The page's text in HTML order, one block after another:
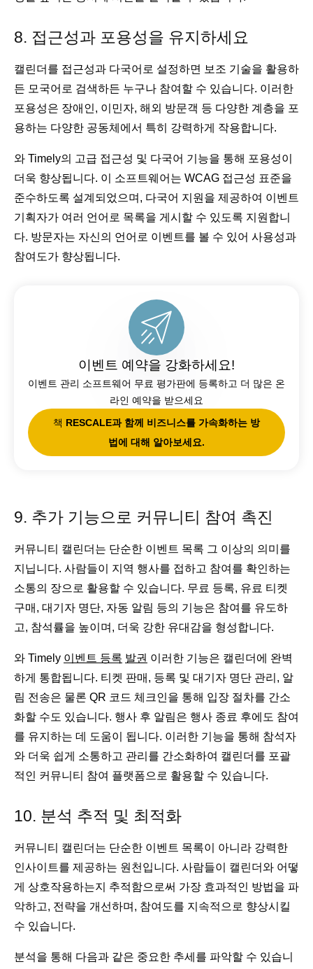
8. 접근성과 포용성을 유지하세요
캘린더를 접근성과 다국어로 설정하면 보조 기술을 활용하
든 모국어로 검색하든 누구나 참여할 수 있습니다. 이러한
포용성은 장애인, 이민자, 해외 방문객 등 다양한 계층을 포
용하는 다양한 공동체에서 특히 강력하게 작용합니다.
와 Timely의 고급 접근성 및 다국어 기능을 통해 포용성이
더욱 향상됩니다. 이 소프트웨어는 WCAG 접근성 표준을
준수하도록 설계되었으며, 다국어 지원을 제공하여 이벤트
기획자가 여러 언어로 목록을 게시할 수 있도록 지원합니
다. 방문자는 자신의 언어로 이벤트를 볼 수 있어 사용성과
참여도가 향상됩니다.
이벤트 예약을 강화하세요!
이벤트 관리 소프트웨어 무료 평가판에 등록하고 더 많은 온
라인 예약을 받으세요
책 RESCALE과 함께 비즈니스를 가속화하는 방
법에 대해 알아보세요.
9. 추가 기능으로 커뮤니티 참여 촉진
커뮤니티 캘린더는 단순한 이벤트 목록 그 이상의 의미를
지닙니다. 사람들이 지역 행사를 접하고 참여를 확인하는
소통의 장으로 활용할 수 있습니다. 무료 등록, 유료 티켓
구매, 대기자 명단, 자동 알림 등의 기능은 참여를 유도하
고, 참석률을 높이며, 더욱 강한 유대감을 형성합니다.
와 Timely 이벤트 등록 발권 이러한 기능은 캘린더에 완벽
하게 통합됩니다. 티켓 판매, 등록 및 대기자 명단 관리, 알
림 전송은 물론 QR 코드 체크인을 통해 입장 절차를 간소
화할 수도 있습니다. 행사 후 알림은 행사 종료 후에도 참여
를 유지하는 데 도움이 됩니다. 이러한 기능을 통해 참석자
와 더욱 쉽게 소통하고 관리를 간소화하여 캘린더를 포괄
적인 커뮤니티 참여 플랫폼으로 활용할 수 있습니다.
10. 분석 추적 및 최적화
커뮤니티 캘린더는 단순한 이벤트 목록이 아니라 강력한
인사이트를 제공하는 원천입니다. 사람들이 캘린더와 어떻
게 상호작용하는지 추적함으로써 가장 효과적인 방법을 파
악하고, 전략을 개선하며, 참여도를 지속적으로 향상시킬
수 있습니다.
분석을 통해 다음과 같은 중요한 추세를 파악할 수 있습니